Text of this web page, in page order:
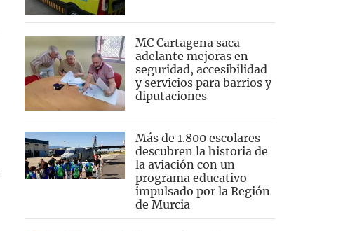
MC Cartagena saca
adelante mejoras en
seguridad, accesibilidad
y servicios para barrios y
diputaciones
Más de 1.800 escolares
descubren la historia de
la aviación con un
programa educativo
impulsado por la Región
de Murcia